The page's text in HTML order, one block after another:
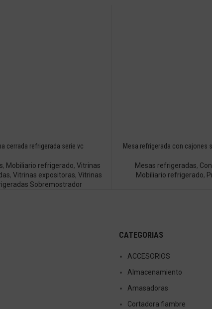
cerrada refrigerada serie vc
, Mobiliario refrigerado, Vitrinas
,Vitrinas expositoras,Vitrinas
Sobremostrador
Mesa refrigerada con cajones
Mesas refrigeradas,
Mobiliario refrigerado,
CATEGORIAS
ACCESORIOS
Almacenamiento
Amasadoras
Cortadora fiambre